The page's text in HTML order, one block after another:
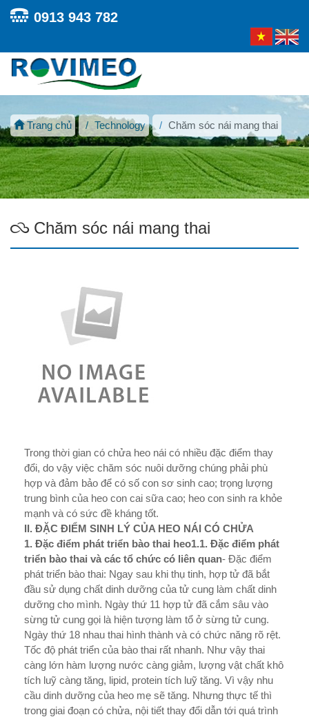
0913 943 782
Trang chủ Technology Chăm sóc nái mang thai
Chăm sóc nái mang thai
Trong thời gian có chửa heo nái có nhiều đặc điểm thay
đổi, do vậy việc chăm sóc nuôi dưỡng chúng phải phù
hợp và đảm bảo để có số con sơ sinh cao; trọng lượng
trung bình của heo con cai sữa cao; heo con sinh ra khỏe
mạnh và có sức đề kháng tốt.
II. ĐẶC ĐIỂM SINH LÝ CỦA HEO NÁI CÓ CHỬA
1. Đặc điểm phát triển bào thai heo1.1. Đặc điểm phát
triển bào thai và các tổ chức có liên quan- Đặc điểm
phát triển bào thai: Ngay sau khi thụ tinh, hợp tử đã bắt
đầu sử dụng chất dinh d­ưỡng của tử cung làm chất dinh
d­ưỡng cho mình. Ngày thứ 11 hợp tử đã cắm sâu vào
sừng tử cung gọi là hiện t­ượng làm tổ ở sừng tử cung.
Ngày thứ 18 nhau thai hình thành và có chức năng rõ rệt.
Tốc độ phát triển của bào thai rất nhanh. Như­ vậy thai
càng lớn hàm l­ượng nư­ớc càng giảm, l­ượng vật chất khô
tích luỹ càng tăng, lipid, protein tích luỹ tăng. Vì vậy nhu
cầu dinh d­ưỡng của heo mẹ sẽ tăng. Như­ng thực tế thì
trong giai đoạn có chửa, nội tiết thay đổi dẫn tới quá trình